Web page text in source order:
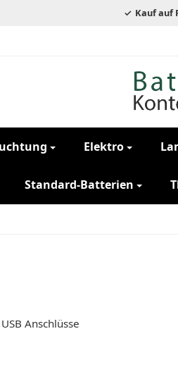
Kauf auf
Elektro
Standard-Batterien